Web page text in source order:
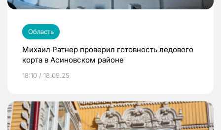
Область
Михаил Ратнер проверил готовность ледового
корта в Асиновском районе
18:10 / 18.09.25